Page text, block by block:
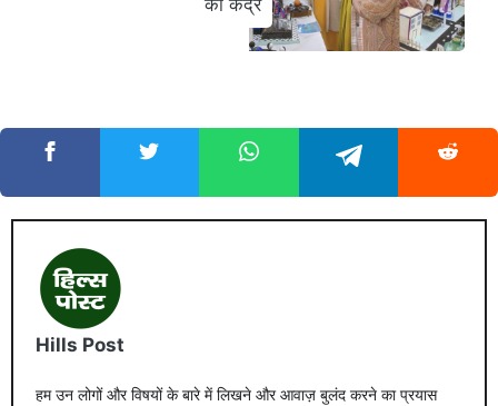
का केंद्र
Hills Post
हम उन लोगों और विषयों के बारे में लिखने और आवाज़ बुलंद करने का प्रयास